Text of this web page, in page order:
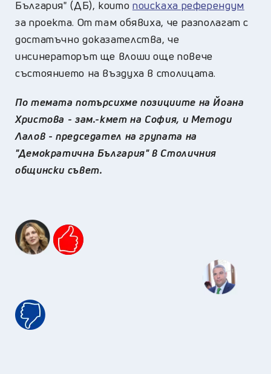
България" (ДБ), които поискаха референдум
за проекта. От там обявиха, че разполагат с
достатъчно доказателства, че
инсинераторът ще влоши още повече
състоянието на въздуха в столицата.
По темата потърсихме позициите на Йоана
Христова - зам.-кмет на София, и Методи
Лалов - председател на групата на
"Демократична България" в Столичния
общински съвет.